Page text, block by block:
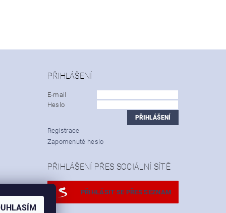
PŘIHLÁŠENÍ
E-mail
Heslo
Registrace
Zapomenuté heslo
PŘIHLÁŠENÍ PŘES SOCIÁLNÍ SÍTĚ
PŘIHLÁSIT SE PŘES SEZNAM